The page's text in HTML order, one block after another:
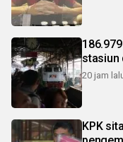
stasiun
20 jam
KPK